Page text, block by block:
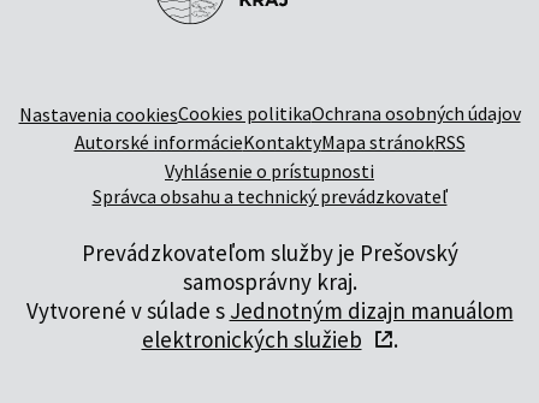
Nastavenia cookiesCookies politikaOchrana osobných údajov
Autorské informácieKontaktyMapa stránokRSS
Vyhlásenie o prístupnosti
Správca obsahu a technický prevádzkovateľ
Prevádzkovateľom služby je Prešovský
samosprávny kraj.
Vytvorené v súlade s Jednotným dizajn manuálom
elektronických služieb
.